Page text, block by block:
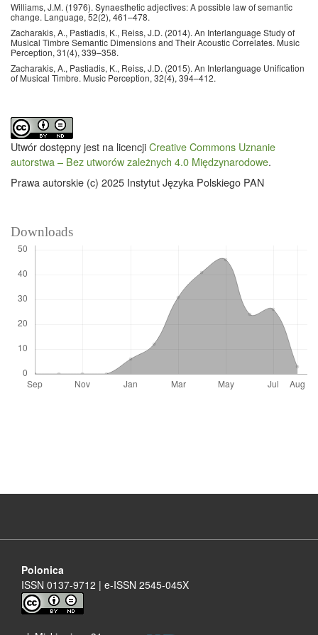
Williams, J.M. (1976). Synaesthetic adjectives: A possible law of semantic
change. Language, 52(2), 461–478.
Zacharakis, A., Pastiadis, K., Reiss, J.D. (2014). An Interlanguage Study of
Musical Timbre Semantic Dimensions and Their Acoustic Correlates. Music
Perception, 31(4), 339–358.
Zacharakis, A., Pastiadis, K., Reiss, J.D. (2015). An Interlanguage Unification
of Musical Timbre. Music Perception, 32(4), 394–412.
Utwór dostępny jest na licencjiCreative Commons Uznanie
autorstwa – Bez utworów zależnych 4.0 Międzynarodowe.
Prawa autorskie (c) 2025 Instytut Języka Polskiego PAN
Downloads
Polonica
ISSN 0137-9712 | e-ISSN 2545-045X